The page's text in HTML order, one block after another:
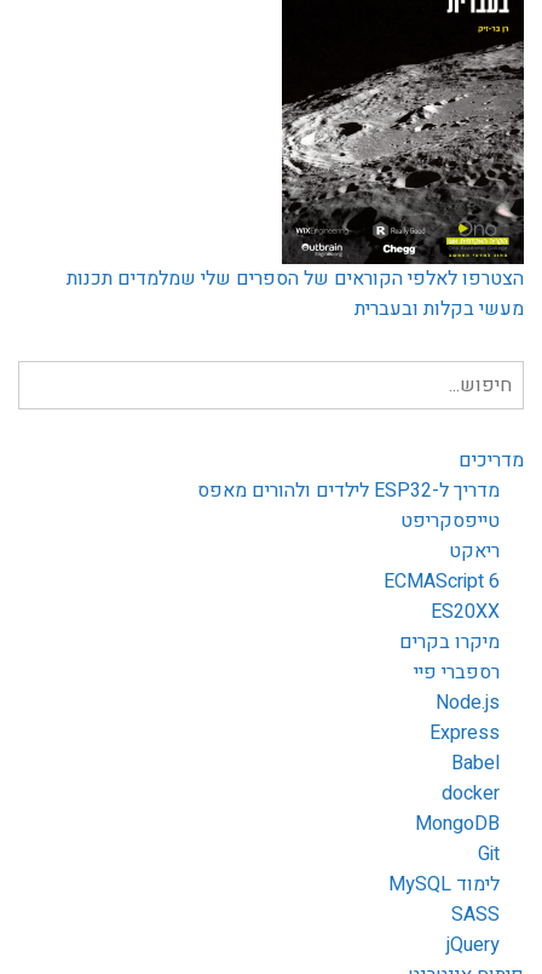
הצטרפו לאלפי הקוראים של הספרים שלי שמלמדים תכנות
מעשי בקלות ובעברית
חיפוש
עבור:
מדריכים
מדריך ל-ESP32 לילדים ולהורים מאפס
טייפסקריפט
ריאקט
ECMAScript 6
ES20XX
מיקרו בקרים
רספברי פיי
Node.js
Express
Babel
docker
MongoDB
Git
לימוד MySQL
SASS
jQuery